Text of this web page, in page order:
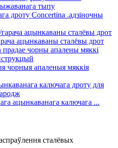
дроту Concertina .адзіночны
ацынкаваны сталёвы дрот
чорныя апаленыя мяккія
ацынкаванага калючага ...